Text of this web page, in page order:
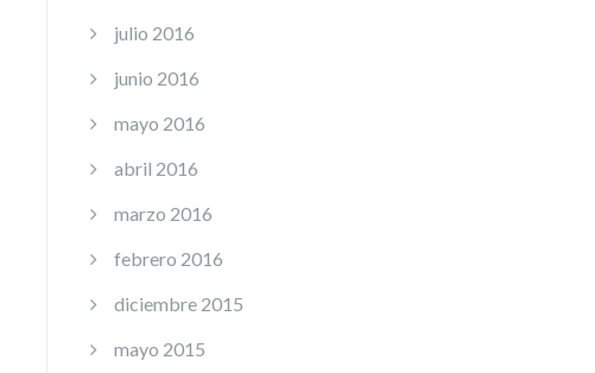
julio 2016
junio 2016
mayo 2016
abril 2016
marzo 2016
febrero 2016
diciembre 2015
mayo 2015